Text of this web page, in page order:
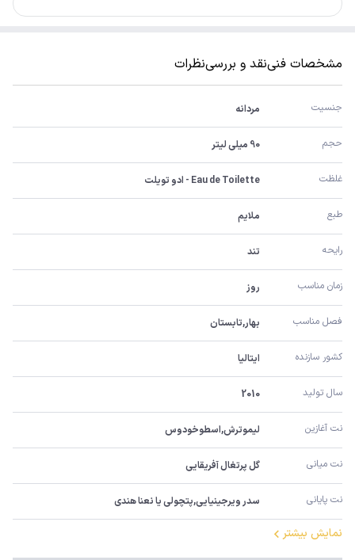
مشخصات فنینقد و بررسینظرات
جنسیت مردانه
حجم 90 میلی لیتر
غلظت Eau de Toilette - ادو تویلت
طبع ملایم
رایحه تند
زمان مناسب روز
فصل مناسب بهار,تابستان
کشور سازنده ایتالیا
سال تولید 2010
نت آغازین لیموترش,اسطوخودوس
نت میانی گل پرتغال آفریقایی
نت پایانی سدر ویرجینیایی,پتچولی یا نعنا هندی
نمایش بیشتر